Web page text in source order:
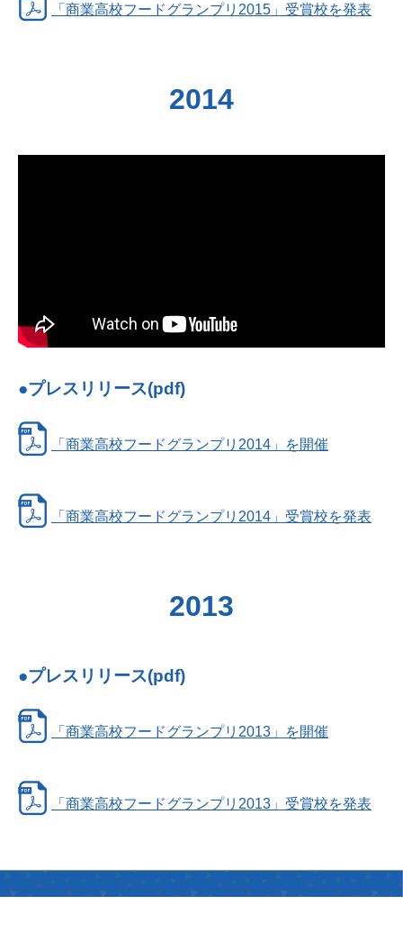
「商業高校フードグランプリ2015」受賞校を発表
2014
●プレスリリース(pdf)
「商業高校フードグランプリ2014」を開催
「商業高校フードグランプリ2014」受賞校を発表
2013
●プレスリリース(pdf)
「商業高校フードグランプリ2013」を開催
「商業高校フードグランプリ2013」受賞校を発表